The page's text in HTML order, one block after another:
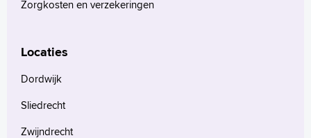
Zorgkosten en verzekeringen
Locaties
Dordwijk
Sliedrecht
Zwijndrecht